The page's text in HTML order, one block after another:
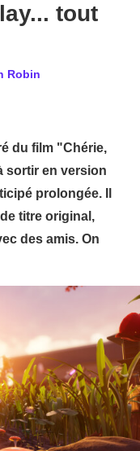
tout
Robin
du film "Chérie,
sortir en version
prolongée. Il
titre original,
des amis. On